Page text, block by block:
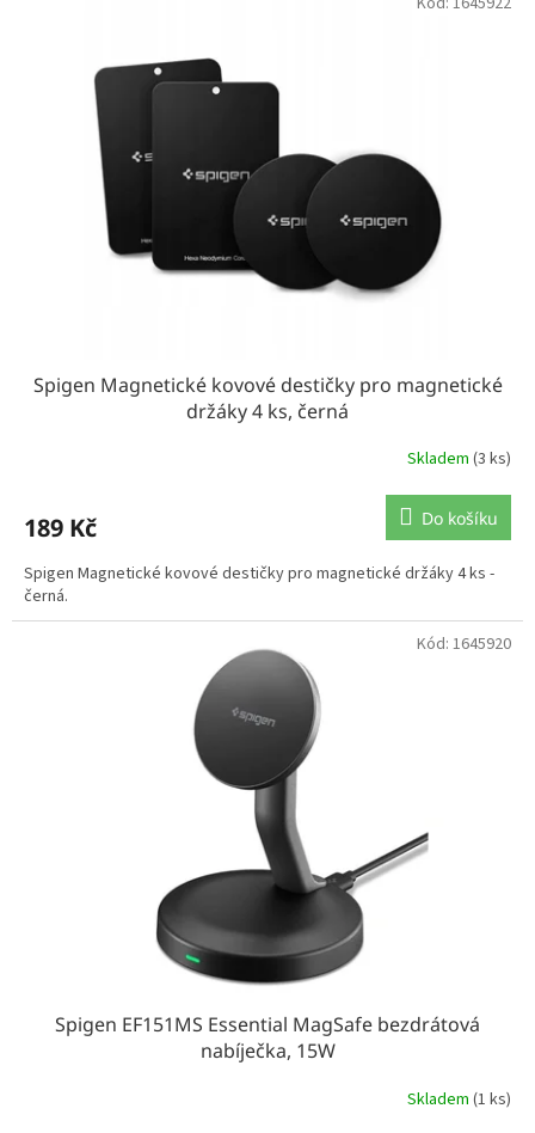
Spigen Magnetické kovové destičky pro magnetické
držáky 4 ks, černá
Skladem (3 ks)
189 Kč Do košíku
Spigen Magnetické kovové destičky pro magnetické držáky 4 ks -
černá.
Spigen EF151MS Essential MagSafe bezdrátová
nabíječka, 15W
Skladem (1 ks)
Kód: 1645920